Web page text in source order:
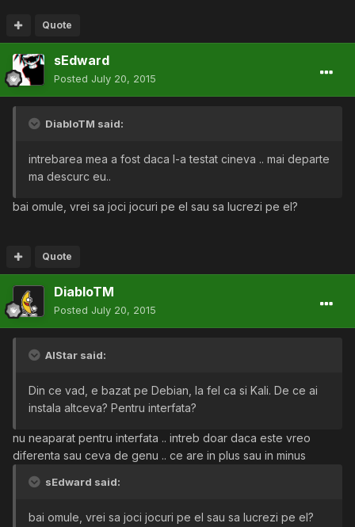
Quote
sEdward
Posted July 20, 2015
DiabloTM said:
intrebarea mea a fost daca l-a testat cineva .. mai departe
ma descurc eu..
bai omule, vrei sa joci jocuri pe el sau sa lucrezi pe el?
Quote
DiabloTM
Posted July 20, 2015
AlStar said:
Din ce vad, e bazat pe Debian, la fel ca si Kali. De ce ai
instala altceva? Pentru interfata?
nu neaparat pentru interfata .. intreb doar daca este vreo
diferenta sau ceva de genu .. ce are in plus sau in minus
sEdward said:
bai omule, vrei sa joci jocuri pe el sau sa lucrezi pe el?